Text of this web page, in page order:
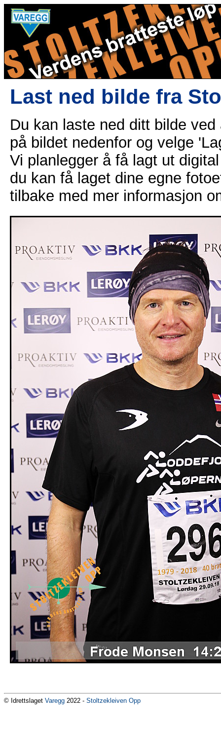
Last ned bilde fra
Du kan laste ned ditt bilde
på bildet nedenfor og velge
Vi planlegger å få lagt ut
du kan få laget dine egne
tilbake med mer informasjon
© Idrettslaget Varegg 2022 - Stoltzekleiven Opp